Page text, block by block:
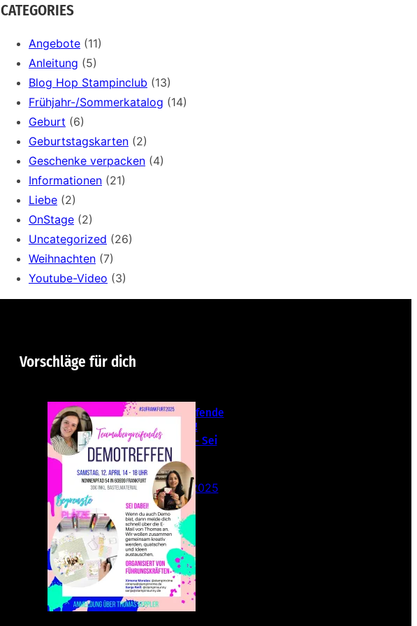
a
r
CATEGORIES
Angebote (11)
Anleitung (5)
Blog Hop Stampinclub (13)
Frühjahr-/Sommerkatalog (14)
Geburt (6)
Geburtstagskarten (2)
Geschenke verpacken (4)
Informationen (21)
Liebe (2)
OnStage (2)
Uncategorized (26)
Weihnachten (7)
Youtube-Video (3)
Vorschläge für dich
Teamübergreifende
s Stampin‘ Up!
Demotreffen – Sei
dabei!
26. Februar 2025